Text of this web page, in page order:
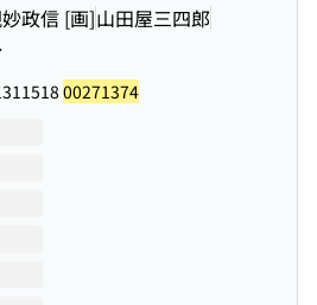
政信 [画]山田屋三四郎
00271374